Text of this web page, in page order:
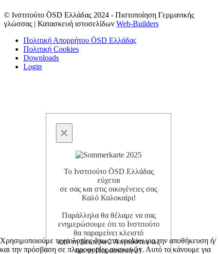
© Ινστιτούτο ÖSD Ελλάδας 2024 - Πιστοποίηση Γερμανικής
γλώσσας | Κατασκευή ιστοσελίδων Web-Builders
Πολιτική Απορρήτου ÖSD Ελλάδας
Πολιτική Cookies
Downloads
Login
×
Το Ινστιτούτο ÖSD Ελλάδας
εύχεται
σε σας και στις οικογένειες σας
Καλό Καλοκαίρι!
Παράλληλα θα θέλαμε να σας
ενημερώσουμε ότι το Ινστιτούτο
θα παραμείνει κλειστό
από τη Δευτέρα 3 Αυγούστου ως
και τη Παρασκευή 21
Χρησιμοποιούμε τεχνολογίες όπως τα cookies για την αποθήκευση ή/
και την πρόσβαση σε πληροφορίες συσκευών. Αυτό το κάνουμε για